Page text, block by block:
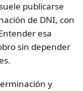
publicarse
de DNI, con
esa
sin depender
y